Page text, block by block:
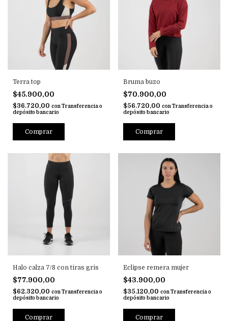
Terra top
$45.900,00
$36.720,00 con Transferencia o
depósito bancario
Comprar
Bruma buzo
$70.900,00
$56.720,00 con Transferencia o
depósito bancario
Comprar
Halo calza 7/8 con tiras gris
$77.900,00
$62.320,00 conTransferencia o
depósito bancario
Comprar
Eclipse remera mujer
$43.900,00
$35.120,00 con Transferencia o
depósito bancario
Comprar